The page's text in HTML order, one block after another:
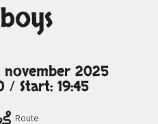
november 2025
/ Start: 19:45
Route